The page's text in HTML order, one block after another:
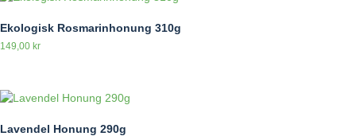
Ekologisk Rosmarinhonung 310g
149,00 kr
Lavendel Honung 290g